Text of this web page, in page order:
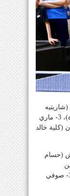
طنوس (شاريتيه
دار النور)، 2- سيلين عقل (البرج عينطورة)، 3- ماري
3- ليان شعبان (كلية خالد
الهبش (حسام
الحريري)، 3- فاطمة بيروتي (جبشيت)، 3- صوفي